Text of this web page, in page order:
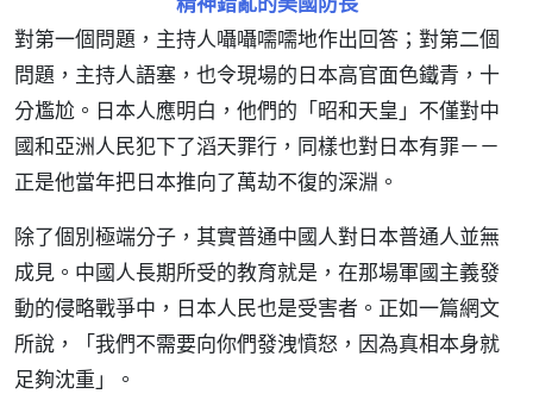
對第一個問題，主持人囁囁嚅嚅地作出回答；對第二個
問題，主持人語塞，也令現場的日本高官面色鐵青，十
分尷尬。日本人應明白，他們的「昭和天皇」不僅對中
國和亞洲人民犯下了滔天罪行，同樣也對日本有罪－－
正是他當年把日本推向了萬劫不復的深淵。
除了個別極端分子，其實普通中國人對日本普通人並無
成見。中國人長期所受的教育就是，在那場軍國主義發
動的侵略戰爭中，日本人民也是受害者。正如一篇網文
所說，「我們不需要向你們發洩憤怒，因為真相本身就
足夠沈重」。